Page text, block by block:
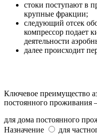
стоки поступают в
крупные фракции;
следующий отсек
компрессор подает
деятельности
далее происходит
Ключевое преимущество
постоянного проживания
для дома постоянного
Назначение
для